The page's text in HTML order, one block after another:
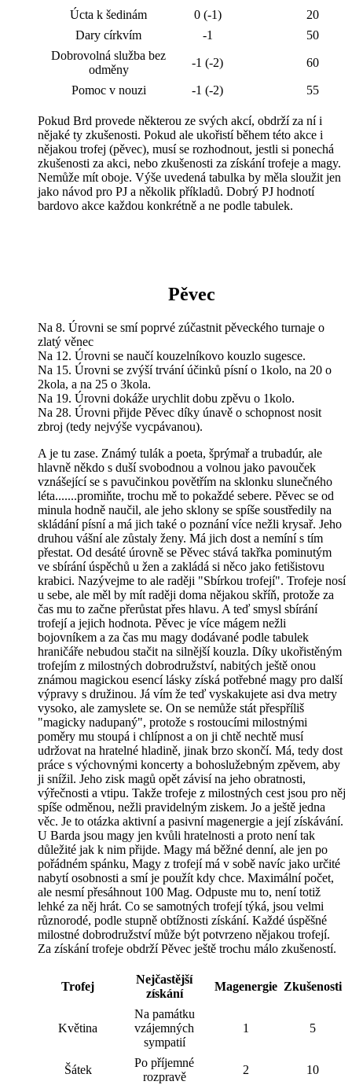
Úcta k šedinám
0 (-1)
20
Dary církvím
-1
50
Dobrovolná služba bez
odměny
-1 (-2) 60
Pomoc v nouzi -1 (-2) 55
Pokud Brd provede některou ze svých akcí, obdrží za ní i
nějaké ty zkušenosti. Pokud ale ukořistí během této akce i
nějakou trofej (pěvec), musí se rozhodnout, jestli si ponechá
zkušenosti za akci, nebo zkušenosti za získání trofeje a magy.
Nemůže mít oboje. Výše uvedená tabulka by měla sloužit jen
jako návod pro PJ a několik příkladů. Dobrý PJ hodnotí
bardovo akce každou konkrétně a ne podle tabulek.
Pěvec
Na 8. Úrovni se smí poprvé zúčastnit pěveckého turnaje o
zlatý věnec
Na 12. Úrovni se naučí kouzelníkovo kouzlo sugesce.
Na 15. Úrovni se zvýší trvání účinků písní o 1kolo, na 20 o
2kola, a na 25 o 3kola.
Na 19. Úrovni dokáže urychlit dobu zpěvu o 1kolo.
Na 28. Úrovni přijde Pěvec díky únavě o schopnost nosit
zbroj (tedy nejvýše vycpávanou).
A je tu zase. Známý tulák a poeta, šprýmař a trubadúr, ale
hlavně někdo s duší svobodnou a volnou jako pavouček
vznášející se s pavučinkou povětřím na sklonku slunečného
léta.......promiňte, trochu mě to pokaždé sebere. Pěvec se od
minula hodně naučil, ale jeho sklony se spíše soustředily na
skládání písní a má jich také o poznání více nežli krysař. Jeho
druhou vášní ale zůstaly ženy. Má jich dost a nemíní s tím
přestat. Od desáté úrovně se Pěvec stává takřka pominutým
ve sbírání úspěchů u žen a zakládá si něco jako fetišistovu
krabici. Nazývejme to ale raději "Sbírkou trofejí". Trofeje nosí
u sebe, ale měl by mít raději doma nějakou skříň, protože za
čas mu to začne přerůstat přes hlavu. A teď smysl sbírání
trofejí a jejich hodnota. Pěvec je více mágem nežli
bojovníkem a za čas mu magy dodávané podle tabulek
hraničáře nebudou stačit na silnější kouzla. Díky ukořistěným
trofejím z milostných dobrodružství, nabitých ještě onou
známou magickou esencí lásky získá potřebné magy pro další
výpravy s družinou. Já vím že teď vyskakujete asi dva metry
vysoko, ale zamyslete se. On se nemůže stát přespříliš
"magicky nadupaný", protože s rostoucími milostnými
poměry mu stoupá i chlípnost a on ji chtě nechtě musí
udržovat na hratelné hladině, jinak brzo skončí. Má, tedy dost
práce s výchovnými koncerty a bohoslužebným zpěvem, aby
ji snížil. Jeho zisk magů opět závisí na jeho obratnosti,
výřečnosti a vtipu. Takže trofeje z milostných cest jsou pro něj
spíše odměnou, nežli pravidelným ziskem. Jo a ještě jedna
věc. Je to otázka aktivní a pasivní magenergie a její získávání.
U Barda jsou magy jen kvůli hratelnosti a proto není tak
důležité jak k nim přijde. Magy má běžné denní, ale jen po
pořádném spánku, Magy z trofejí má v sobě navíc jako určité
nabytí osobnosti a smí je použít kdy chce. Maximální počet,
ale nesmí přesáhnout 100 Mag. Odpuste mu to, není totiž
lehké za něj hrát. Co se samotných trofejí týká, jsou velmi
různorodé, podle stupně obtížnosti získání. Každé úspěšné
milostné dobrodružství může být potvrzeno nějakou trofejí.
Za získání trofeje obdrží Pěvec ještě trochu málo zkušeností.
Trofej
Nejčastější
získání
Magenergie Zkušenosti
Květina
Na památku
vzájemných
sympatií
1 5
Šátek
Po příjemné
rozpravě
2 10